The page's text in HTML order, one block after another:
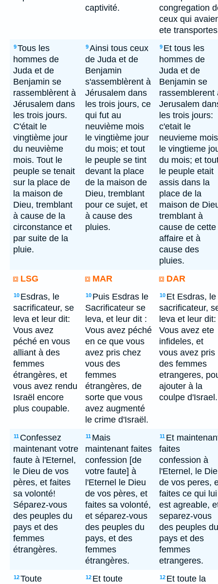
captivité.
congregation
ceux qui
ete
9Tous les
hommes de
Juda et de
Benjamin se
rassemblèrent à
Jérusalem dans
les trois jours.
C'était le
vingtième jour
du neuvième
mois. Tout le
peuple se tenait
sur la place de
la maison de
Dieu, tremblant
à cause de la
circonstance et
par suite de la
pluie.
9Ainsi tous ceux
de Juda et de
Benjamin
s'assemblèrent à
Jérusalem dans
les trois jours, ce
qui fut au
neuvième mois
le vingtième jour
du mois; et tout
le peuple se tint
devant la place
de la maison de
Dieu, tremblant
pour ce sujet, et
à cause des
pluies.
9 Et tous les
hommes de
Juda et de
Benjamin se
rassemblerent
Jerusalem
les trois jours:
c'etait le
neuvieme
le vingtieme
du mois; et
le peuple etait
assis dans la
place de la
maison de
tremblant à
cause de cette
affaire et à
cause des
pluies.
LSG
MAR DAR
10 Esdras, le
sacrificateur, se
leva et leur dit:
Vous avez
péché en vous
alliant à des
femmes
étrangères, et
vous avez rendu
Israël encore
plus coupable.
10 Puis Esdras le
Sacrificateur se
leva, et leur dit :
Vous avez péché
en ce que vous
avez pris chez
vous des
femmes
étrangères, de
sorte que vous
avez augmenté
le crime d'Israël.
10 Et Esdras, le
sacrificateur,
leva et leur dit:
Vous avez ete
infideles, et
vous avez pris
des femmes
etrangeres,
ajouter à la
coulpe d'Israel.
11 Confessez
maintenant votre
faute à l'Eternel,
le Dieu de vos
pères, et faites
sa volonté!
Séparez-vous
des peuples du
pays et des
femmes
étrangères.
11 Mais
maintenant faites
confession [de
votre faute] à
l'Eternel le Dieu
de vos pères, et
faites sa volonté,
et séparez-vous
des peuples du
pays, et des
femmes
étrangères.
11 Et
faites
confession à
l'Eternel, le
de vos peres,
faites ce qui lui
est agreable,
separez-vous
des peuples du
pays et des
femmes
etrangeres.
12Toute
12 Et toute
12 Et toute la